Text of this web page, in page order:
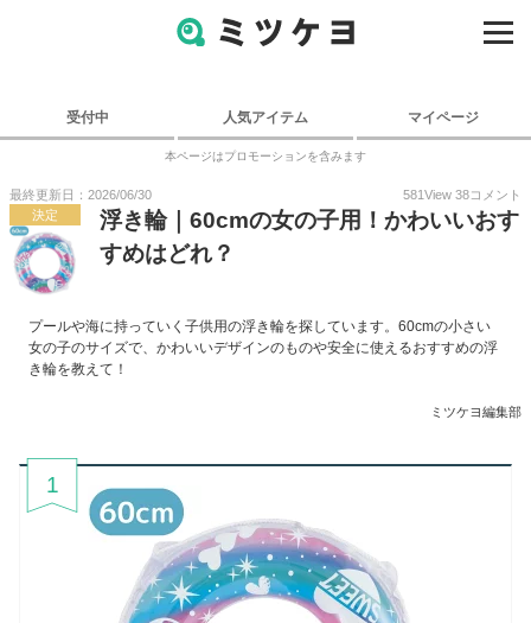
受付中 人気アイテム マイページ
本ページはプロモーションを含みます
最終更新日：2026/06/30 581View 38コメント
決定
浮き輪｜60cmの女の子用！かわいいおす
すめはどれ？
プールや海に持っていく子供用の浮き輪を探しています。60cmの小さい
女の子のサイズで、かわいいデザインのものや安全に使えるおすすめの浮
き輪を教えて！
ミツケヨ編集部
1